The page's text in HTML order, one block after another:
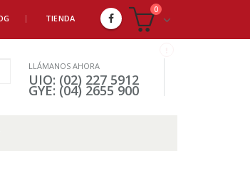
TIENDA
0
LLÁMANOS AHORA
UIO: (02) 227 5912
GYE: (04) 2655 900